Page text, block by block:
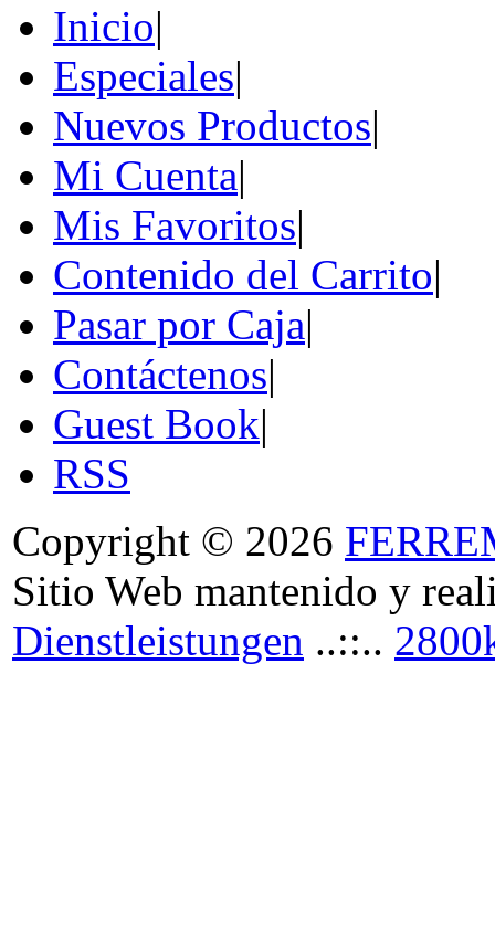
Inicio|
Especiales|
Nuevos Productos|
Mi Cuenta|
Mis Favoritos|
Contenido del Carrito|
Pasar por Caja|
Contáctenos|
Guest Book|
RSS
Copyright © 2026
Sitio Web mantenido y
Dienstleistungen ..::..